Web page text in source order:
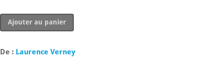
quantité
(Volonté)
Ajouter au panier
De : Laurence Verney